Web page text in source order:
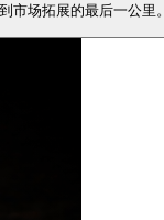
市场拓展的最后一公里。